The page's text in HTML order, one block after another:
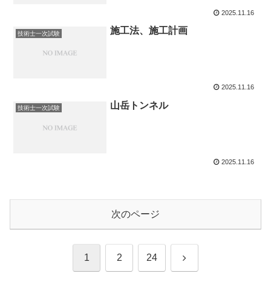
2025.11.16
技術士一次試験 施工法、施工計画
2025.11.16
技術士一次試験 山岳トンネル
2025.11.16
次のページ
1 2 24 次